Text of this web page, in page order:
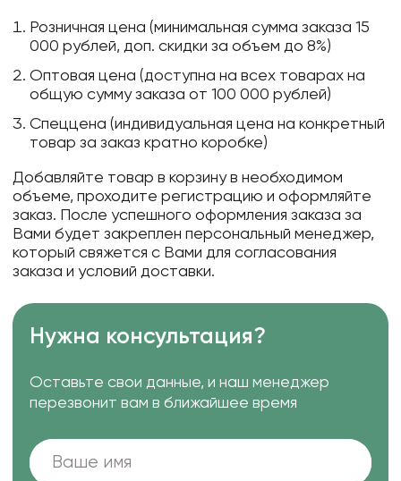
Розничная цена (минимальная сумма заказа 15
000 рублей, доп. скидки за объем до 8%)
Оптовая цена (доступна на всех товарах на
общую сумму заказа от 100 000 рублей)
Спеццена (индивидуальная цена на конкретный
товар за заказ кратно коробке)
Добавляйте товар в корзину в необходимом
объеме, проходите регистрацию и оформляйте
заказ. После успешного оформления заказа за
Вами будет закреплен персональный менеджер,
который свяжется с Вами для согласования
заказа и условий доставки.
Нужна консультация?
Оставьте свои данные, и наш менеджер
перезвонит вам в ближайшее время